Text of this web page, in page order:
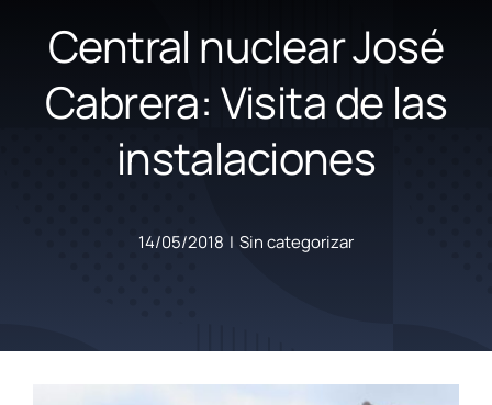
Central nuclear José
Cabrera: Visita de las
instalaciones
14/05/2018 | Sin categorizar